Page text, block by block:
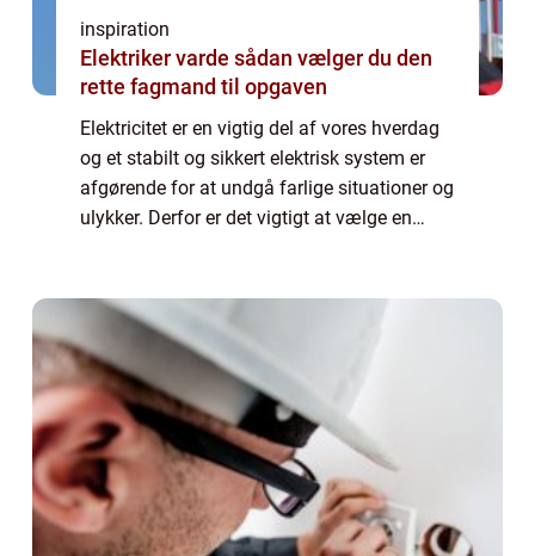
inspiration
Elektriker varde sådan vælger du den
rette fagmand til opgaven
Elektricitet er en vigtig del af vores hverdag
og et stabilt og sikkert elektrisk system er
afgørende for at undgå farlige situationer og
ulykker. Derfor er det vigtigt at vælge en